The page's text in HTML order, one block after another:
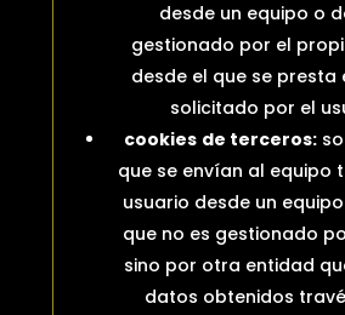
desde un equipo o
gestionado por el
desde el que se presta
solicitado por el
cookies de terceros:
que se envían al equipo
usuario desde un
que no es gestionado
sino por otra entidad
datos obtenidos